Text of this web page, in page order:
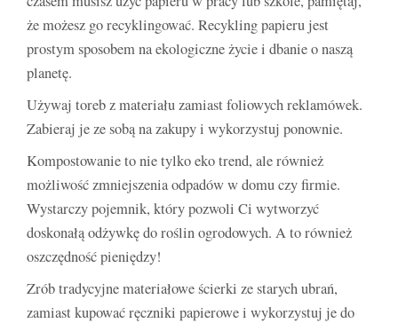
że możesz go recyklingować. Recykling papieru jest
prostym sposobem na ekologiczne życie i dbanie o naszą
planetę.
Używaj toreb z materiału zamiast foliowych reklamówek.
Zabieraj je ze sobą na zakupy i wykorzystuj ponownie.
Kompostowanie to nie tylko eko trend, ale również
możliwość zmniejszenia odpadów w domu czy firmie.
Wystarczy pojemnik, który pozwoli Ci wytworzyć
doskonałą odżywkę do roślin ogrodowych. A to również
oszczędność pieniędzy!
Zrób tradycyjne materiałowe ścierki ze starych ubrań,
zamiast kupować ręczniki papierowe i wykorzystuj je do